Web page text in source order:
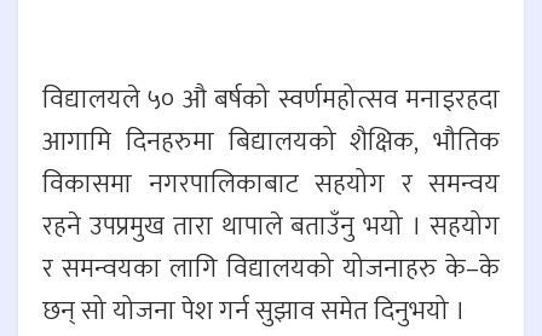
विद्यालयले ५० औ बर्षको स्वर्णमहोत्सव मनाइरहदा
आगामि दिनहरुमा बिद्यालयको शैक्षिक, भौतिक
विकासमा नगरपालिकाबाट सहयोग र समन्वय
रहने उपप्रमुख तारा थापाले बताउँनु भयो । सहयोग
र समन्वयका लागि विद्यालयको योजनाहरु के–के
छन् सो योजना पेश गर्न सुझाव समेत दिनुभयो ।